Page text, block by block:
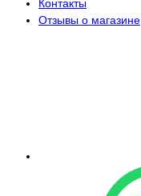
Контакты
Отзывы о магазине